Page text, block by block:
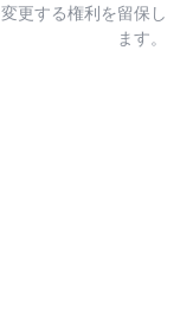
更する権利を留保し
ます。